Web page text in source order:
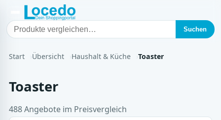
Suchen
Start Übersicht Haushalt & Küche Toaster
Toaster
488 Angebote im Preisvergleich